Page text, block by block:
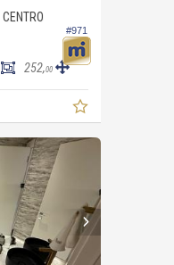
#971
CENTRO
252,00